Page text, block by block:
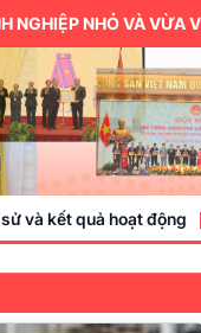
VÀ VỪA VIỆT NAM LÀ
và kết quả hoạt động